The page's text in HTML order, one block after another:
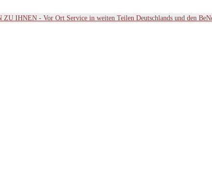
IHNEN - Vor Ort Service in weiten Teilen Deutschlands und den